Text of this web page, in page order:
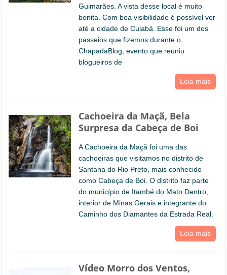
Guimarães. A vista desse local é muito
bonita. Com boa visibilidade é possível ver
até a cidade de Cuiabá. Esse foi um dos
passeios que fizemos durante o
ChapadaBlog, evento que reuniu
blogueiros de
Leia mais
Cachoeira da Maçã, Bela
Surpresa da Cabeça de Boi
A Cachoeira da Maçã foi uma das
cachoeiras que visitamos no distrito de
Santana do Rio Preto, mais conhecido
como Cabeça de Boi. O distrito faz parte
do município de Itambé do Mato Dentro,
interior de Minas Gerais e integrante do
Caminho dos Diamantes da Estrada Real.
Leia mais
Vídeo Morro dos Ventos,